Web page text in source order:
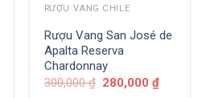
RƯỢU VANG CHILE
Rượu Vang San José de
Apalta Reserva
Chardonnay
300,000₫ 280,000₫